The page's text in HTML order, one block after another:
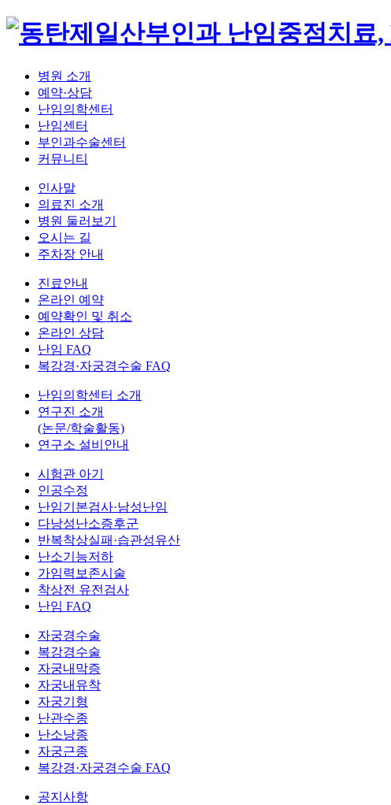
병원 소개
예약·상담
난임의학센터
난임센터
부인과수술센터
커뮤니티
인사말
의료진 소개
병원 둘러보기
오시는 길
주차장 안내
진료안내
온라인 예약
예약확인 및 취소
온라인 상담
난임 FAQ
복강경·자궁경수술 FAQ
난임의학센터 소개
연구진 소개
(논문/학술활동)
연구소 설비안내
시험관 아기
인공수정
난임기본검사·남성난임
다낭성난소증후군
반복착상실패·습관성유산
난소기능저하
가임력보존시술
착상전 유전검사
난임 FAQ
자궁경수술
복강경수술
자궁내막증
자궁내유착
자궁기형
난관수종
난소낭종
자궁근종
복강경·자궁경수술 FAQ
공지사항